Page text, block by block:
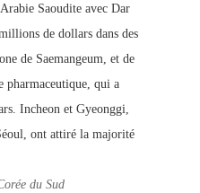
Saoudite avec Dar
de dollars dans des
de Saemangeum, et de
pharmaceutique, qui a
Incheon et Gyeonggi,
ont attiré la majorité
du Sud